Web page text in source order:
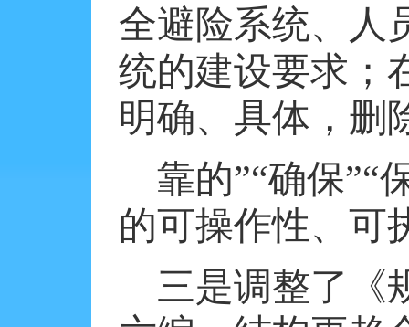
全避险系统、人
统的建设要求；
明确、具体，删
靠的”“确保”“
的可操作性、可
三是调整了《